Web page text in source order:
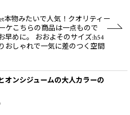
本物みたいで人気！クオリティー
ケこちらの商品は一点もので
早めに。 おおよそのサイズ:h54
おしゃれで一気に差のつく空間
オンシジュームの大人カラーの